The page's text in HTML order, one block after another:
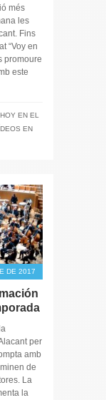
més
les
Fins
“Voy en
promoure
este
EN EL
EN
DE 2017
per
amb
de
La
la